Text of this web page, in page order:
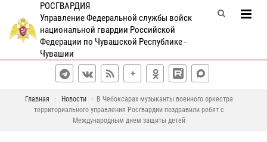
РОСГВАРДИЯ
Управление Федеральной службы войск
национальной гвардии Российской
Федерации по Чувашской Республике -
Чувашии
Главная Новости
В Чебоксарах музыканты военного оркестра
территориального управления Росгвардии поздравили ребят с
Международным днем защиты детей